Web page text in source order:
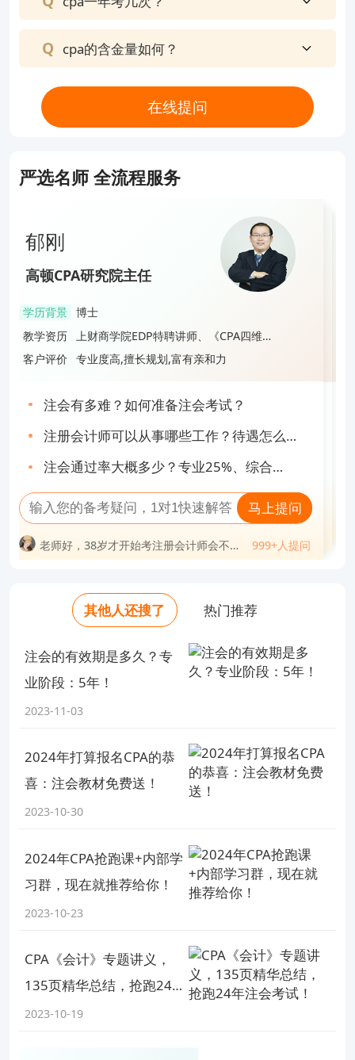
9、大题考了会计估计、独立性、质量管理、集团报
表审计，银行存款函证
三、战略
（一）选择题：
1、平衡计分卡
3、产品生命周期
产品生命周期
平衡计分卡
企业能力分析
差异化战略
具体的详细版考点回忆和考题汇总，已经给大家整理
到文件夹中了，
题等，持续更新中！！
现在扫码回复考题
23年CPA六科回忆考点↓
今天结束之后，今年CPA考试就正式结束了，今年考
到的都是老师讲过的，大题基本都押中了，估分感觉
能过......
所以说虽然作为财会第一考，CPA证书的含金量很
cpa的含金量如何？
在线提问
严选名师 全流程服务
郁刚
高顿CPA研究院主任
学历背景 博士
教学资历
上财商学院EDP特聘讲师、《CPA四维考
霸》主编
客户评价 专业度高,擅长规划,富有亲和力
注会有多难？如何准备注会考试？
注册会计师可以从事哪些工作？待遇怎么
样？揭秘！
注会通过率大概多少？专业25%、综合
80%！
马上提问
太迟？
老师好，注册会计师通过率是多少？
老师好，有了注册会计师证后好找工作
老师好，考出注册会计师的难度相当于考
老师好，注册会计师考试怎样备考（越详
细越好）？
999+人提问
张丽丽
高顿CPA明星讲师
学历背景 硕士
教学资历 央广网明星讲师、多年面授&网课教学经
验
客户评价 专业,热情洋溢,细心负责
cpa好考吗难度大吗？单科通过率不足
30%！
cpa怎么报名？九步教你搞定报名流程！
CPA《会计》专题讲义，135页精华总结，
马上提问
老师好，注会证书挂出去多少钱一年？
老师好，注册会计师考试科目几年考完？
老师好，cpa如果不去考会怎么样？
999+人提问
高顿CPA明星讲师
学历背景
教学资历 高顿CPA最具特色的教师之一、《CPA大
蓝本》主编
客户评价 接地气,风趣幽默,东北味段子手
2025年CPA《财管》学习建议计划书！
CPA六科考前必背10页纸.pdf
cpa工资一般多少钱一个月？坦白局来了
马上提问
老师好，考过注册会计师能干嘛？
老师好，考完注册会计师可以做什么工
作？
老师好，注册会计师工资待遇如何？
老师好，35岁考注册会计师有意义吗？
999+人提问
教学资历 四大会计师事务所财务内训指定讲师、
《CPA押题密卷及赢考手册》主编
客户评价 重点突出,逻辑分析力强,通俗易懂
注册会计师待遇如何？收入高不高？
注会考试成绩有效期如何计算？算错就亏
老师好，cpa自学过的概率大吗？
老师好，cpa考下来大概费用多少？
老师好，注册会计师能干什么工作？
999+人提问
郁刚
教学资历
上财商学院EDP特聘讲师、《CPA四维考
霸》主编
客户评价 专业度高,擅长规划,富有亲和力
注会有多难？如何准备注会考试？
样？揭秘！
80%！
老师好，38岁才开始考注册会计师会不会
太迟？
老师好，注册会计师通过率是多少？
老师好，有了注册会计师证后好找工作
吗？
老师好，注册会计师考试怎样备考（越详
细越好）？
999+人提问
其他人还搜了 热门推荐
注会的有效期是多久？专
业阶段：5年！
2023-11-03
2024年打算报名CPA的恭
喜：注会教材免费送！
2023-10-30
2024年CPA抢跑课+内部学
习群，现在就推荐给你！
2023-10-23
CPA《会计》专题讲义，
135页精华总结，抢跑24
年注会考试！
2023-10-19